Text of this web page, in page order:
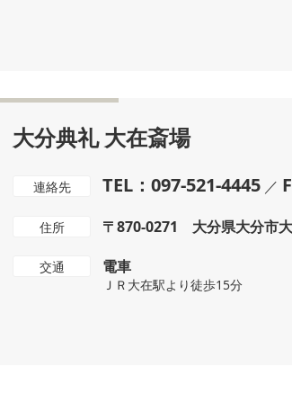
大分典礼 大在斎場
連絡先 TEL：097-521-4445 ／
住所 〒870-0271 大分県大分市
交通 電車
ＪＲ大在駅より徒歩15分